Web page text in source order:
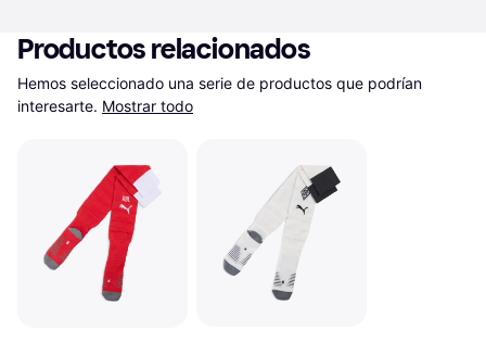
Productos relacionados
Hemos seleccionado una serie de productos que podrían
interesarte. Mostrar todo